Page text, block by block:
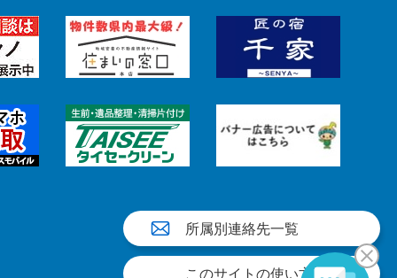
所属別連絡先一覧
このサイトの使い方